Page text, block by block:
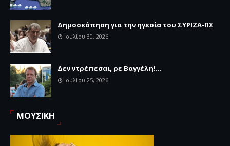
Δημοσκόπηση για την ηγεσία του ΣΥΡΙΖΑ-ΠΣ
Ιουλίου 30, 2026
Δεν ντρέπεσαι, ρε Βαγγέλη!...
Ιουλίου 25, 2026
ΜΟΥΣΙΚΗ